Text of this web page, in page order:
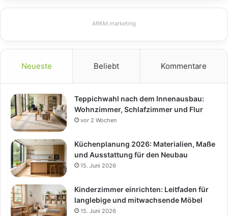
ARKM.marketing
Neueste Beliebt Kommentare
Teppichwahl nach dem Innenausbau:
Wohnzimmer, Schlafzimmer und Flur
vor 2 Wochen
Küchenplanung 2026: Materialien, Maße
und Ausstattung für den Neubau
15. Juni 2026
Kinderzimmer einrichten: Leitfaden für
langlebige und mitwachsende Möbel
15. Juni 2026